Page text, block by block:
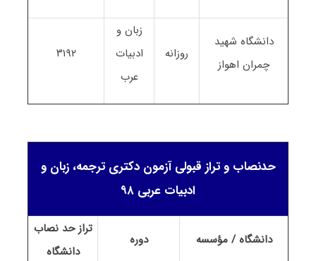
دانشگاه شهید
چمران اهواز
روزانه
زبان و
ادبیات
عرب
۳۱۹۲
حدنصاب و تراز قبولی آزمون دکتری ترجمه، زبان و
ادبیات عربی ۹۸
دانشگاه / مؤسسه دوره
تراز حد نصاب
دانشگاه